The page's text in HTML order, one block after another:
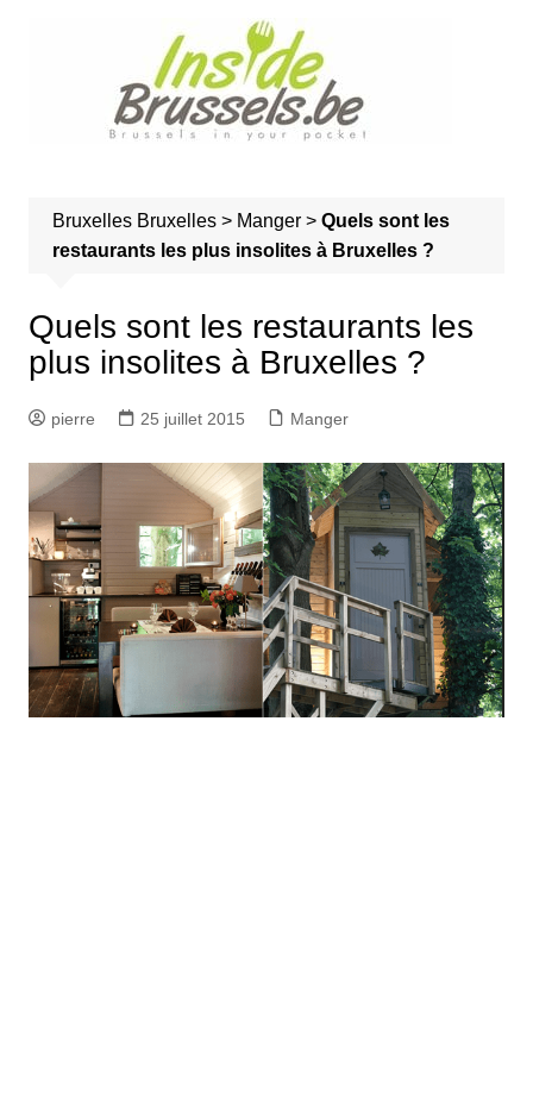
Bruxelles Bruxelles> Manger> Quels sont les
restaurants les plus insolites à Bruxelles ?
Quels sont les restaurants les
plus insolites à Bruxelles ?
pierre 25 juillet 2015 Manger